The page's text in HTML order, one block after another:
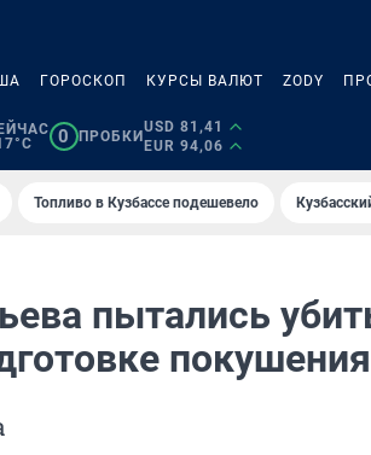
ГОРОСКОП КУРСЫ ВАЛЮТ ZODY
0 ПРОБКИ
USD 81,41
EUR 94,06
Топливо в Кузбассе подешевело
пытались
покушения